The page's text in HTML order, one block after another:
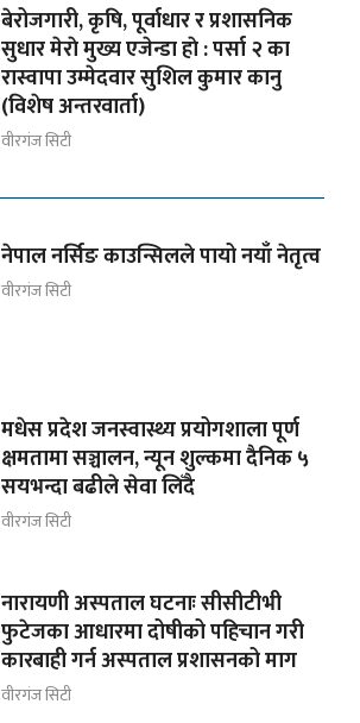
बेरोजगारी, कृषि, पूर्वाधार र प्रशासनिक
सुधार मेराे मुख्य एजेन्डा हाे : पर्सा २ का
रास्वापा उम्मेदवार सुशिल कुमार कानु
(विशेष अन्तरवार्ता)
वीरगंज सिटी
नेपाल नर्सिङ काउन्सिलले पायो नयाँ नेतृत्व
वीरगंज सिटी
मधेस प्रदेश जनस्वास्थ्य प्रयोगशाला पूर्ण
क्षमतामा सञ्चालन, न्यून शुल्कमा दैनिक ५
सयभन्दा बढीले सेवा लिँदै
वीरगंज सिटी
नारायणी अस्पताल घटनाः सीसीटीभी
फुटेजका आधारमा दोषीको पहिचान गरी
कारबाही गर्न अस्पताल प्रशासनको माग
वीरगंज सिटी